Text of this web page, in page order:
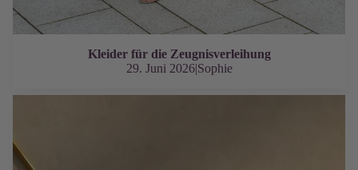
Kleider für die Zeugnisverleihung
29. Juni 2026|Sophie